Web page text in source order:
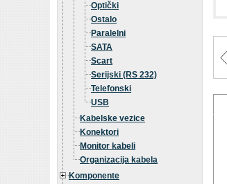
Optički
Ostalo
Paralelni
SATA
Scart
Serijski (RS 232)
Telefonski
USB
Kabelske vezice
Konektori
Monitor kabeli
Organizacija kabela
Komponente